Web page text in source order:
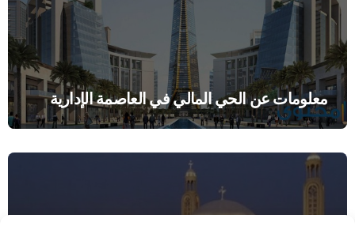
معلومات عن الحي المالي في العاصمة الإدارية